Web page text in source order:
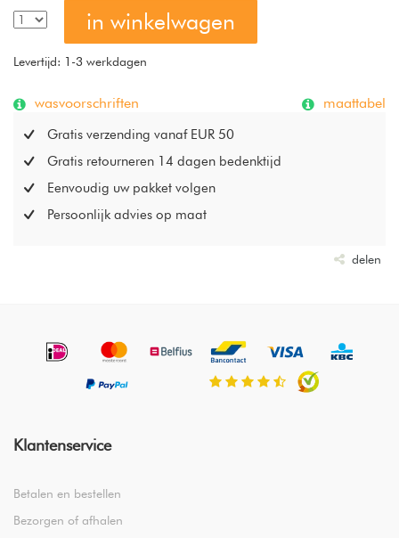
in winkelwagen
Levertijd: 1-3 werkdagen
wasvoorschriften maattabel
Gratis verzending vanaf EUR 50
Gratis retourneren 14 dagen bedenktijd
Eenvoudig uw pakket volgen
Persoonlijk advies op maat
delen
Klantenservice
Betalen en bestellen
Bezorgen of afhalen